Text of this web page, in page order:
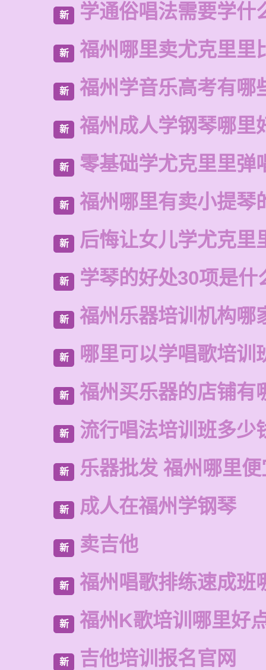
新 学通俗唱法需要学什
新 福州哪里卖尤克里里
新 福州学音乐高考有哪
新 福州成人学钢琴哪里
新 零基础学尤克里里弹
新 福州哪里有卖小提琴
新 后悔让女儿学尤克里
新 学琴的好处30项是什
新 福州乐器培训机构哪
新 哪里可以学唱歌培训
新 福州买乐器的店铺有
新 流行唱法培训班多少
新 乐器批发 福州哪里
新 成人在福州学钢琴
新 卖吉他
新 福州唱歌排练速成班
新 福州K歌培训哪里好
新 吉他培训报名官网